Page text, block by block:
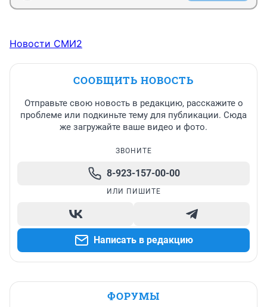
Новости СМИ2
СООБЩИТЬ НОВОСТЬ
Отправьте свою новость в редакцию, расскажите о
проблеме или подкиньте тему для публикации. Сюда
же загружайте ваше видео и фото.
ЗВОНИТЕ
8-923-157-00-00
ИЛИ ПИШИТЕ
Написать в редакцию
ФОРУМЫ